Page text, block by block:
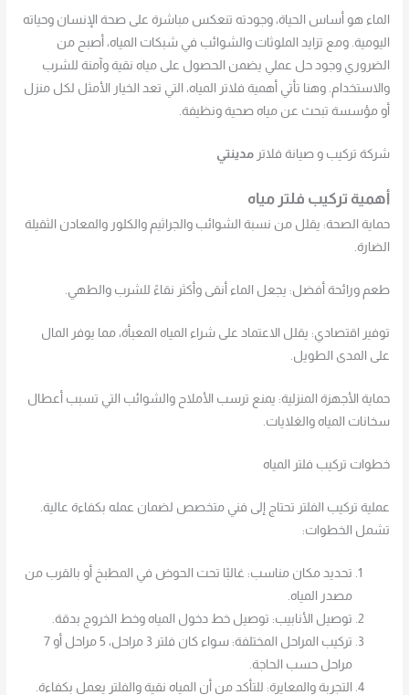
الماء هو أساس الحياة، وجودته تنعكس مباشرة على صحة الإنسان وحياته
اليومية. ومع تزايد الملوثات والشوائب في شبكات المياه، أصبح من
الضروري وجود حل عملي يضمن الحصول على مياه نقية وآمنة للشرب
والاستخدام. وهنا تأتي أهمية فلاتر المياه، التي تعد الخيار الأمثل لكل منزل
أو مؤسسة تبحث عن مياه صحية ونظيفة.
شركة تركيب و صيانة فلاترمدينتي
أهمية تركيب فلتر مياه
حماية الصحة: يقلل من نسبة الشوائب والجراثيم والكلور والمعادن الثقيلة
الضارة.
طعم ورائحة أفضل: يجعل الماء أنقى وأكثر نقاءً للشرب والطهي.
توفير اقتصادي: يقلل الاعتماد على شراء المياه المعبأة، مما يوفر المال
على المدى الطويل.
حماية الأجهزة المنزلية: يمنع ترسب الأملاح والشوائب التي تسبب أعطال
سخانات المياه والغلايات.
خطوات تركيب فلتر المياه
عملية تركيب الفلتر تحتاج إلى فني متخصص لضمان عمله بكفاءة عالية.
تشمل الخطوات:
تحديد مكان مناسب: غالبًا تحت الحوض في المطبخ أو بالقرب من
مصدر المياه.
توصيل الأنابيب: توصيل خط دخول المياه وخط الخروج بدقة.
تركيب المراحل المختلفة: سواء كان فلتر 3 مراحل، 5 مراحل أو 7
مراحل حسب الحاجة.
التجربة والمعايرة: للتأكد من أن المياه نقية والفلتر يعمل بكفاءة.